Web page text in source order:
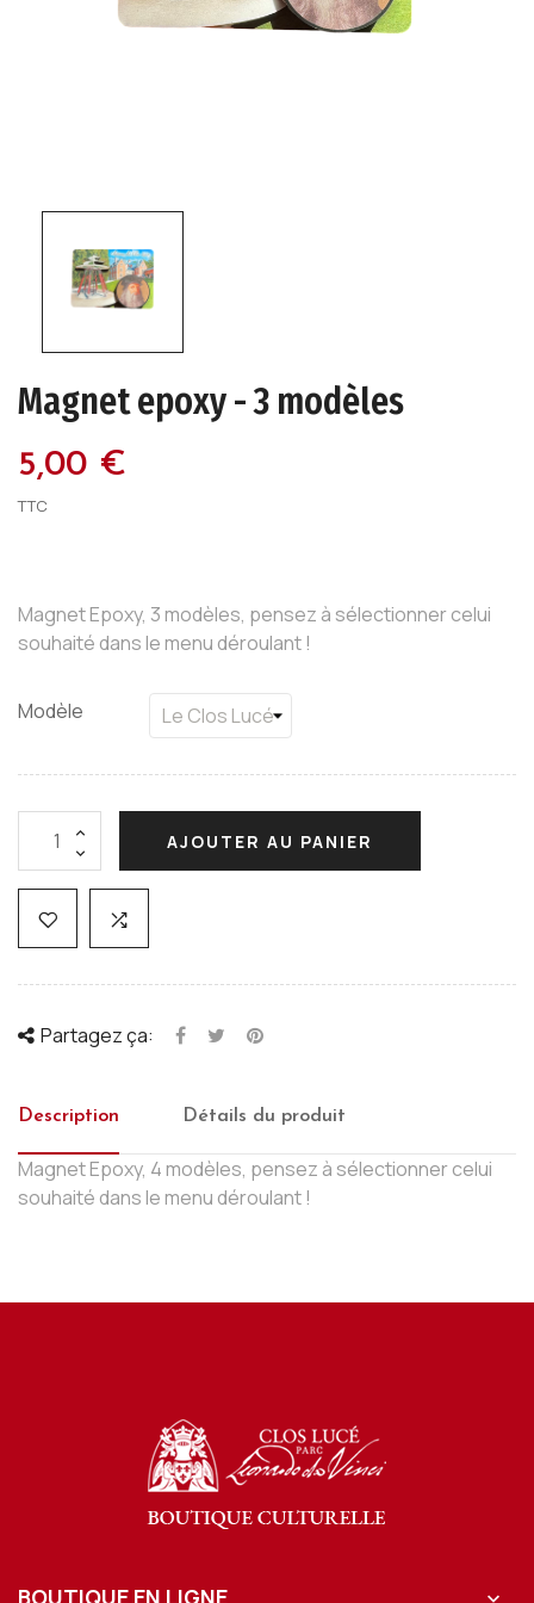
Magnet epoxy - 3 modèles
5,00 €
TTC
Magnet Epoxy, 3 modèles, pensez à sélectionner celui
souhaité dans le menu déroulant !
Modèle
AJOUTER AU PANIER
Partagez ça:
Description Détails du produit
Magnet Epoxy, 4 modèles, pensez à sélectionner celui
souhaité dans le menu déroulant !